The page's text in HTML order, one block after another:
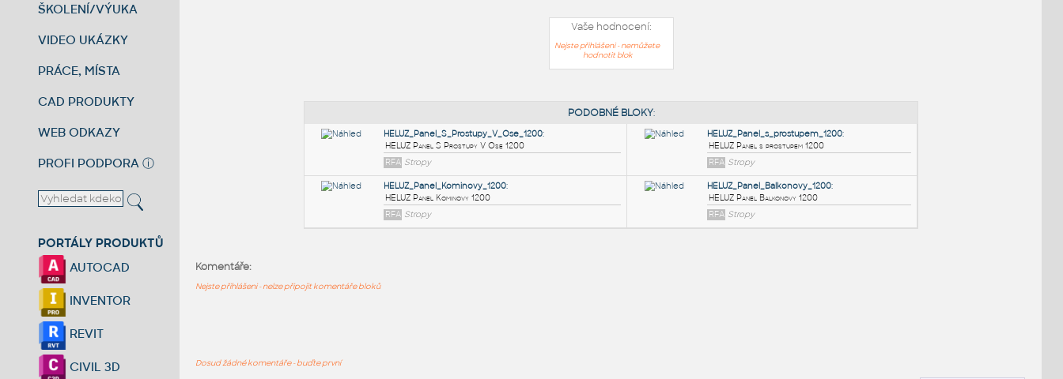
ŠKOLENÍ/VÝUKA
VIDEO UKÁZKY
PRÁCE, MÍSTA
CAD PRODUKTY
WEB ODKAZY
PROFI PODPORA ⓘ
PORTÁLY PRODUKTŮ
AUTOCAD
INVENTOR
REVIT
CIVIL 3D
Vaše hodnocení:
Nejste přihlášeni - nemůžete
hodnotit blok
Komentáře:
Nejste přihlášeni - nelze připojit komentáře bloků
Dosud žádné komentáře - buďte první